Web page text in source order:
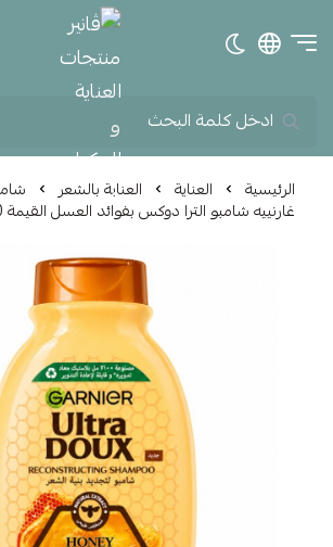
تبديل الوضع الداكن
ڤانير
الرئيسية العناية العناية بالشعر
غارنييه شامبو الترا دوكس بفوائد العسل القيمة 400 مل